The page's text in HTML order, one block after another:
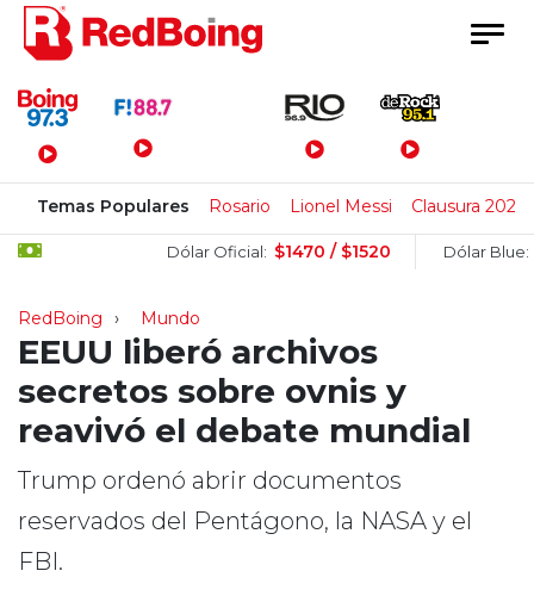
Menú Principal
Temas Populares Rosario Lionel Messi Clausura 2026
Dólar Oficial: $1470 / $1520 Dólar Blue:
RedBoing Mundo
EEUU liberó archivos
secretos sobre ovnis y
reavivó el debate mundial
Trump ordenó abrir documentos
reservados del Pentágono, la NASA y el
FBI.